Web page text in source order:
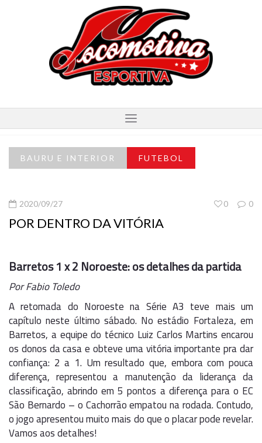
BAURU E INTERIOR FUTEBOL
2020/09/27 0
0
POR DENTRO DA VITÓRIA
Barretos 1 x 2 Noroeste: os detalhes da partida
Por Fabio Toledo
A retomada do Noroeste na Série A3 teve mais um
capítulo neste último sábado. No estádio Fortaleza, em
Barretos, a equipe do técnico Luiz Carlos Martins encarou
os donos da casa e obteve uma vitória importante pra dar
confiança: 2 a 1. Um resultado que, embora com pouca
diferença, representou a manutenção da liderança da
classificação, abrindo em 5 pontos a diferença para o EC
São Bernardo – o Cachorrão empatou na rodada. Contudo,
o jogo apresentou muito mais do que o placar pode revelar.
Vamos aos detalhes!